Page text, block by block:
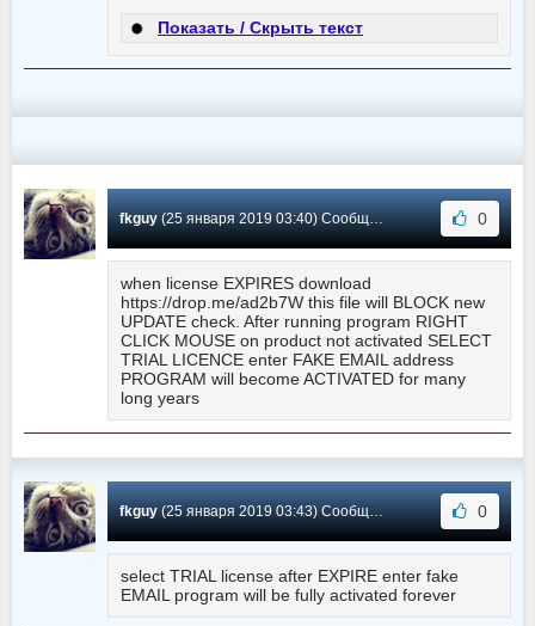
Показать / Скрыть текст
fkguy(25 января 2019 03:40) Сообщение #124 0
when license EXPIRES download
https://drop.me/ad2b7W this file will BLOCK new
UPDATE check. After running program RIGHT
CLICK MOUSE on product not activated SELECT
TRIAL LICENCE enter FAKE EMAIL address
PROGRAM will become ACTIVATED for many
long years
fkguy(25 января 2019 03:43) Сообщение #123 0
select TRIAL license after EXPIRE enter fake
EMAIL program will be fully activated forever